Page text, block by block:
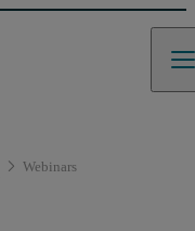
Webinars